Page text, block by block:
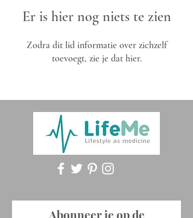
Er is hier nog niets te zien
Zodra dit lid informatie over zichzelf
toevoegt, zie je dat hier.
Abonneer je op de